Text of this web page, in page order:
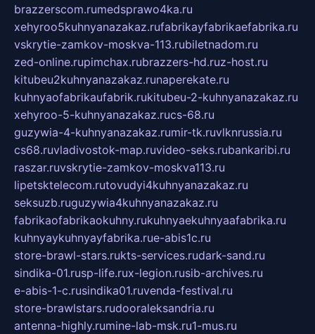
brazzerscom.rumedsprawo4ka.ru
xehyroo5kuhnyanazakaz.rufabrikayfabrikaefabrika.ru
vskrytie-zamkov-moskva-113.rubiletnadom.ru
zed-online.rupimchax.rubrazzers-hd.ruz-host.ru
kitubeu2kuhnyanazakaz.runaperekate.ru
kuhnyaofabrikaufabrik.rukitubeu-2-kuhnyanazakaz.ru
xehyroo-5-kuhnyanazakaz.rucs-68.ru
guzywia-4-kuhnyanazakaz.rumir-tk.ruvlknrussia.ru
cs68.ruvladivostok-map.ruvideo-seks.rubankaribi.ru
raszar.ruvskrytie-zamkov-moskva113.ru
lipetsktelecom.rutovudyi4kuhnyanazakaz.ru
seksuzb.ruguzywia4kuhnyanazakaz.ru
fabrikaofabrikaokuhny.rukuhnyaekuhnyaafabrika.ru
kuhnyaykuhnyayfabrika.rue-abis1c.ru
store-brawl-stars.rukts-services.rudark-sand.ru
sindika-01.rusp-life.rux-legion.rusib-archives.ru
e-abis-1-c.rusindika01.ruvenda-festival.ru
store-brawlstars.rudooraleksandria.ru
antenna-highly.rumine-lab-msk.ru1-mus.ru